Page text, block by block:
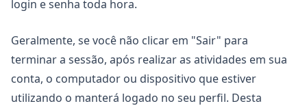
login e senha toda hora.
Geralmente, se você não clicar em "Sair" para
terminar a sessão, após realizar as atividades em sua
conta, o computador ou dispositivo que estiver
utilizando o manterá logado no seu perfil. Desta